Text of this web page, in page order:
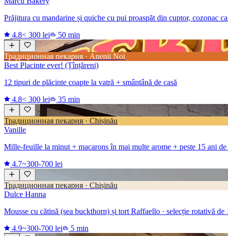
Prăjitura cu mandarine și quiche cu pui proaspăt din cuptor, cozonac
4.8< 300 lei 50 min
Традиционная пекарня · Anenii Noi
Best Placinte ever! (Țînțăreni)
12 tipuri de plăcinte coapte la vatră + smântână de casă
4.8< 300 lei 35 min
Традиционная пекарня · Chișinău
Vanille
Mille-feuille la minut + macarons în mai multe arome + peste 15 ani de
4.7~300-700 lei
Традиционная пекарня · Chișinău
Dulce Hanna
Mousse cu cătină (sea buckthorn) și tort Raffaello · selecție rotativă
4.9~300-700 lei 5 min